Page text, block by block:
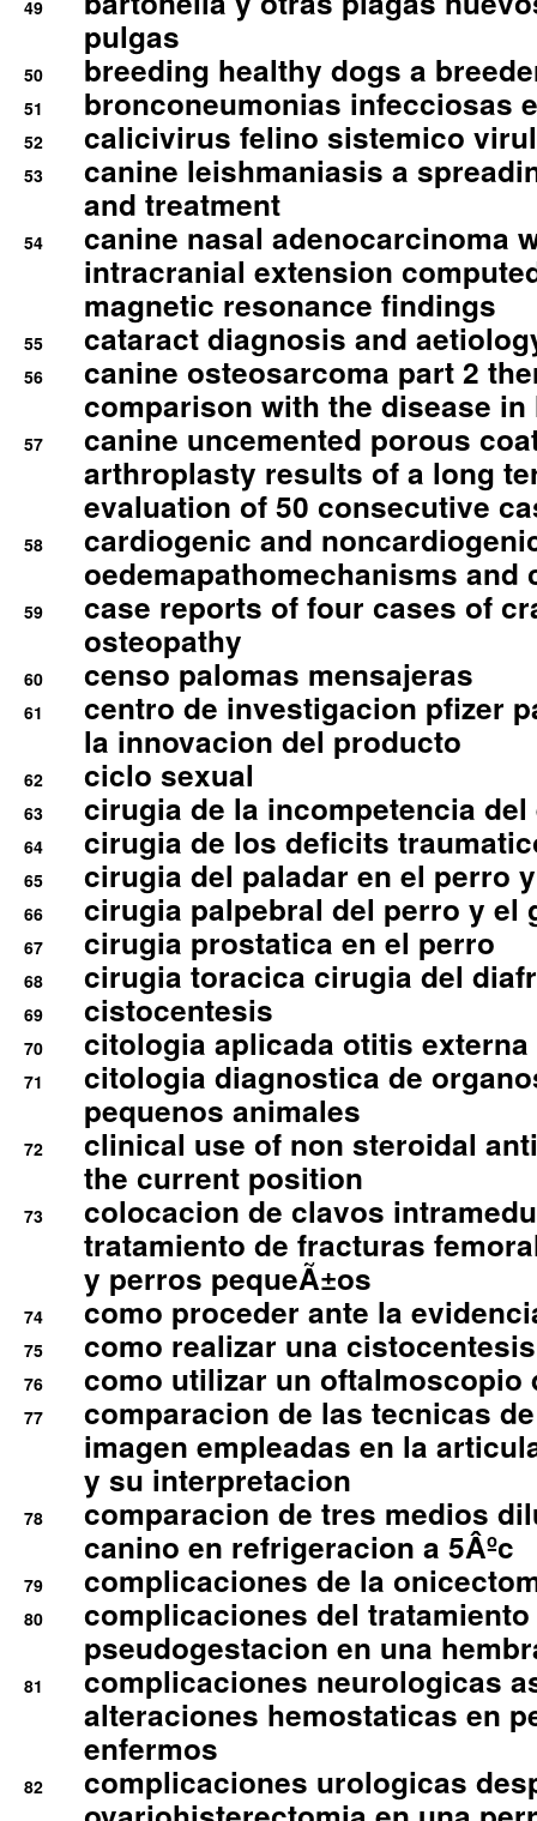
49
pulgas
50 breeding healthy dogs a
51 bronconeumonias infecciosas
52 calicivirus felino sistemico
53
canine leishmaniasis a
and treatment
54
canine nasal adenocarcinoma
intracranial extension
magnetic resonance findings
55 cataract diagnosis and
56
canine osteosarcoma part 2
comparison with the disease in
57
canine uncemented porous
arthroplasty results of a long
evaluation of 50 consecutive
58
cardiogenic and
oedemapathomechanisms and
59
case reports of four cases of
osteopathy
60 censo palomas mensajeras
61
centro de investigacion pfizer
la innovacion del producto
62 ciclo sexual
63 cirugia de la incompetencia
64 cirugia de los deficits
65 cirugia del paladar en el perro
66 cirugia palpebral del perro y el
67 cirugia prostatica en el perro
68 cirugia toracica cirugia del
69 cistocentesis
70 citologia aplicada otitis externa
71
citologia diagnostica de
pequenos animales
72
clinical use of non steroidal
the current position
73
colocacion de clavos
tratamiento de fracturas
y perros pequeÃ±os
74 como proceder ante la
75 como realizar una
76 como utilizar un oftalmoscopio
77
comparacion de las tecnicas
imagen empleadas en la
y su interpretacion
78
comparacion de tres medios
canino en refrigeracion a 5Âºc
79 complicaciones de la
80
complicaciones del
pseudogestacion en una
81
complicaciones neurologicas
alteraciones hemostaticas en
enfermos
82
complicaciones urologicas